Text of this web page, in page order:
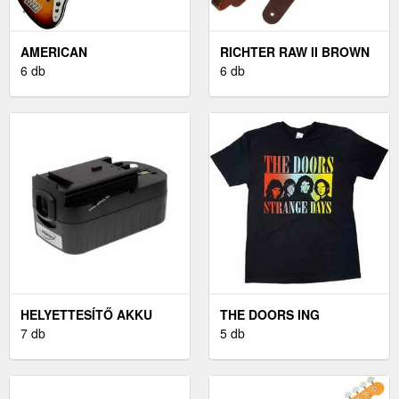
AMERICAN
PROFESSIONAL II JAZZ
6 db
RICHTER RAW II BROWN
BŐR GITÁR HEVEDER
6 db
HELYETTESÍTŐ AKKU
BLACK & DECKER
7 db
THE DOORS ING
STRANGE DAYS UNISEX
5 db